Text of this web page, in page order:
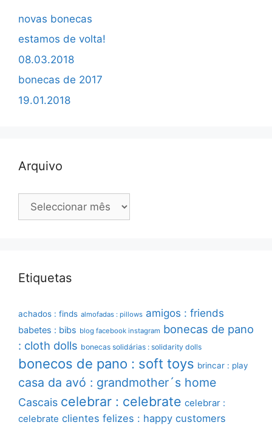
novas bonecas
estamos de volta!
08.03.2018
bonecas de 2017
19.01.2018
Arquivo
Arquivo
Etiquetas
achados : finds almofadas : pillows amigos : friends
babetes : bibs blog facebook instagram bonecas de pano
: cloth dolls bonecas solidárias : solidarity dolls
bonecos de pano : soft toys brincar : play
casa da avó : grandmother´s home
Cascais celebrar : celebrate celebrar :
celebrate clientes felizes : happy customers